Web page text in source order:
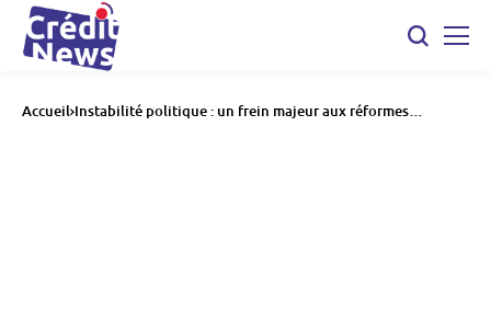
Accueil Instabilité politique : un frein majeur aux réformes
économiques